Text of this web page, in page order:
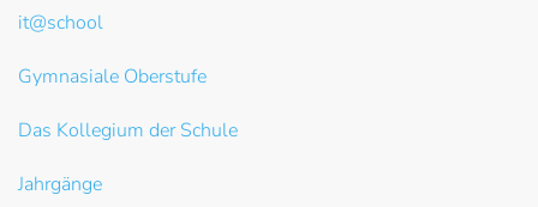
it@school
Gymnasiale Oberstufe
Das Kollegium der Schule
Jahrgänge